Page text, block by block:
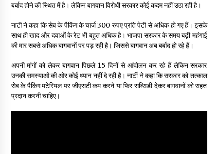
बर्बाद होने की स्थित में है। लेकिन बागवान विरोधी सरकार कोई कदम नहीं उठा रही है।
नाटी ने कहा कि सेब के पैकिंग के चार्ज 300 रुपए प्रति पेटी से अधिक हो गए हैं। इसके
साथ ही खाद और दवाओं के रेट भी बहुत अधिक है। भाजपा सरकार के समय बढ़ी महंगाई
की मार सबसे अधिक बागवानों पर पड़ रही है। जिससे बागवान अब बर्बाद हो रहे हैं।
अपनी मांगों को लेकर बागवान पिछले 15 दिनों से आंदोलन कर रहे हैं लेकिन सरकार
उनकी समस्याओं की ओर कोई ध्यान नहीं दे रही है। नार्टी ने कहा कि सरकार को तत्काल
सेब के पैकिंग मटेरियल पर जीएसटी कम करने या फिर सब्सिडी देकर बागवानों को राहत
प्रदान करनी चाहिए।